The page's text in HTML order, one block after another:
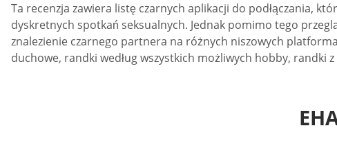
Ta recenzja zawiera listę czarnych aplikacji do podłączania,
dyskretnych spotkań seksualnych. Jednak pomimo tego
znalezienie czarnego partnera na różnych niszowych
duchowe, randki według wszystkich możliwych hobby,